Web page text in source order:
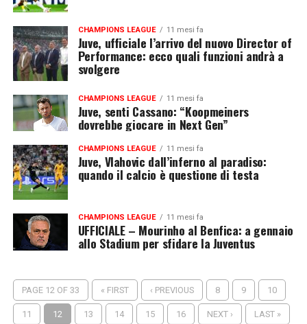
CHAMPIONS LEAGUE 11 mesi fa
Juve, ufficiale l’arrivo del nuovo Director of
Performance: ecco quali funzioni andrà a
svolgere
CHAMPIONS LEAGUE 11 mesi fa
Juve, senti Cassano: “Koopmeiners
dovrebbe giocare in Next Gen”
CHAMPIONS LEAGUE 11 mesi fa
Juve, Vlahovic dall’inferno al paradiso:
quando il calcio è questione di testa
CHAMPIONS LEAGUE 11 mesi fa
UFFICIALE – Mourinho al Benfica: a gennaio
allo Stadium per sfidare la Juventus
PAGE 12 OF 33 « FIRST ‹ PREVIOUS 8 9 10
11 12 13 14 15 16 NEXT › LAST »